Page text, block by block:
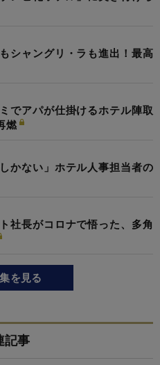
シャングリ・ラも進出！最高
でアパが仕掛けるホテル陣取
燃
かない」ホテル人事担当者の
社長がコロナで悟った、多角
を見る
記事